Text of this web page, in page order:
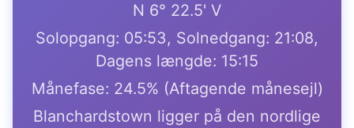
N 6° 22.5' V
Solopgang: 05:53, Solnedgang: 21:08,
Dagens længde: 15:15
Månefase: 24.5% (Aftagende månesejl)
Blanchardstown ligger på den nordlige